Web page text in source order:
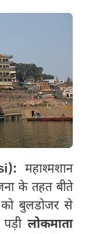
महाश्मशान
के तहत बीते
को बुलडोजर से
लोकमाता